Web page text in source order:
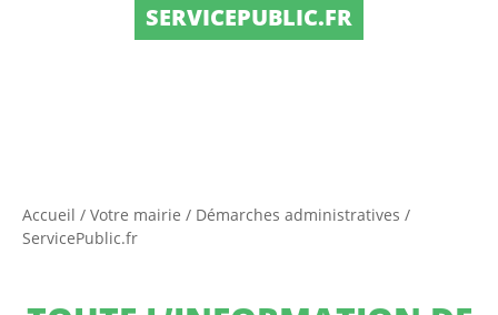
SERVICEPUBLIC.FR
Accueil / Votre mairie / Démarches administratives /
ServicePublic.fr